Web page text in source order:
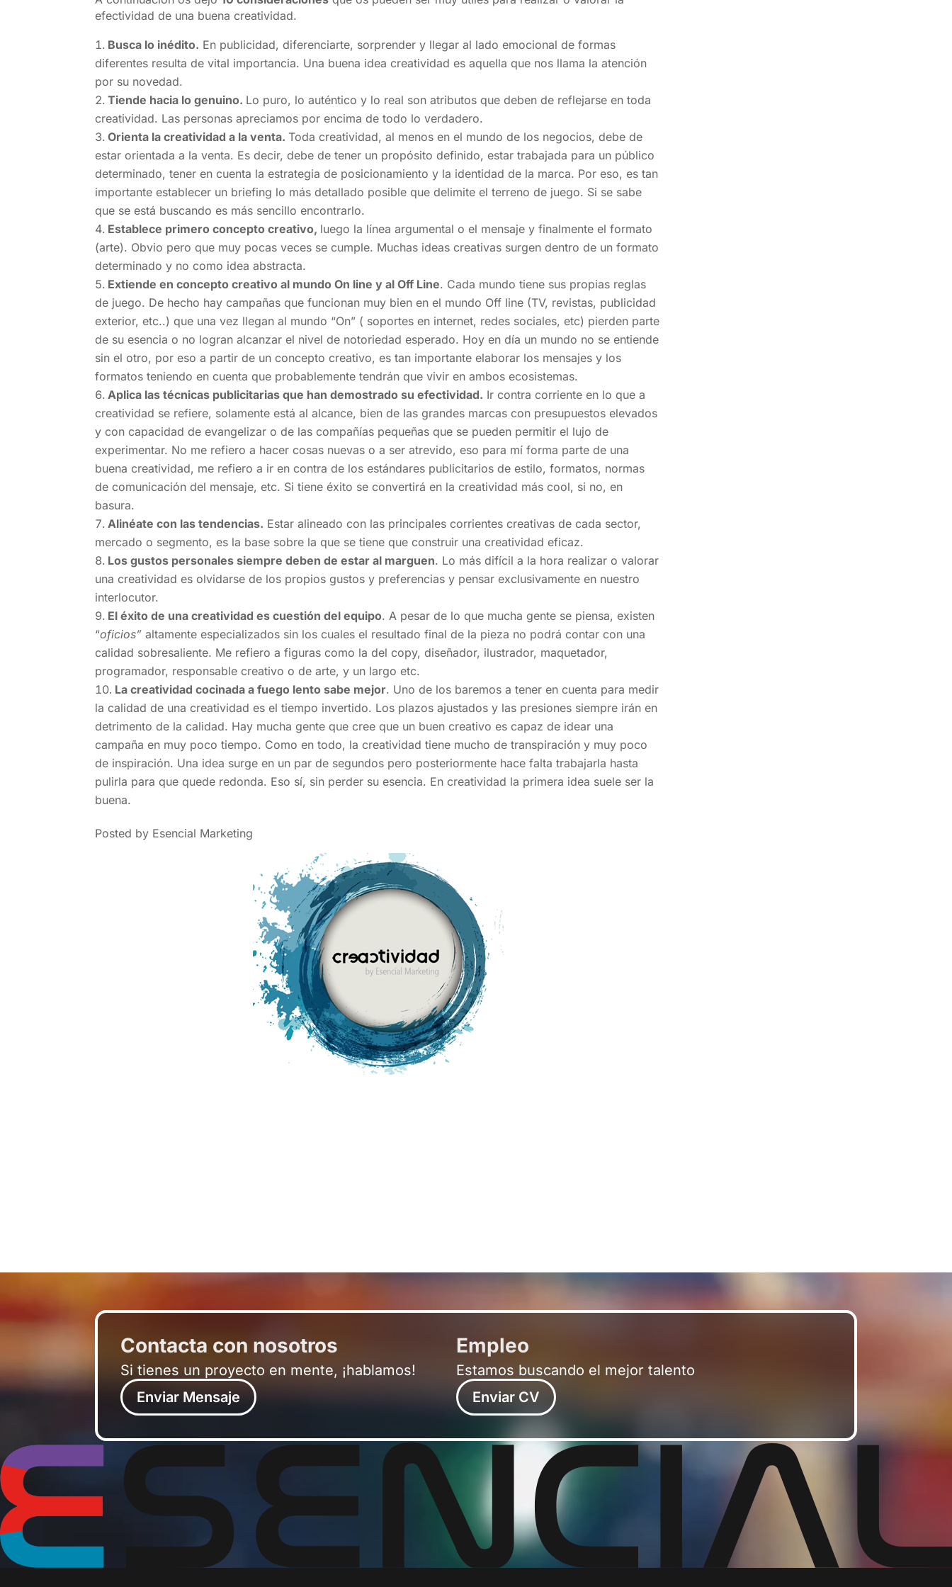
efectividad de una buena creatividad.
Busca lo inédito. En publicidad, diferenciarte, sorprender y llegar al lado emocional de formas
diferentes resulta de vital importancia. Una buena idea creatividad es aquella que nos llama la atención
por su novedad.
Tiende hacia lo genuino. Lo puro, lo auténtico y lo real son atributos que deben de reflejarse en toda
creatividad. Las personas apreciamos por encima de todo lo verdadero.
Orienta la creatividad a la venta.Toda creatividad, al menos en el mundo de los negocios, debe de
estar orientada a la venta. Es decir, debe de tener un propósito definido, estar trabajada para un público
determinado, tener en cuenta la estrategia de posicionamiento y la identidad de la marca. Por eso, es tan
importante establecer un briefing lo más detallado posible que delimite el terreno de juego. Si se sabe
que se está buscando es más sencillo encontrarlo.
Establece primero concepto creativo, luego la línea argumental o el mensaje y finalmente el formato
(arte). Obvio pero que muy pocas veces se cumple. Muchas ideas creativas surgen dentro de un formato
determinado y no como idea abstracta.
Extiende en concepto creativo al mundo On line y al Off Line. Cada mundo tiene sus propias reglas
de juego. De hecho hay campañas que funcionan muy bien en el mundo Off line (TV, revistas, publicidad
exterior, etc..) que una vez llegan al mundo “On” ( soportes en internet, redes sociales, etc) pierden parte
de su esencia o no logran alcanzar el nivel de notoriedad esperado. Hoy en día un mundo no se entiende
sin el otro, por eso a partir de un concepto creativo, es tan importante elaborar los mensajes y los
formatos teniendo en cuenta que probablemente tendrán que vivir en ambos ecosistemas.
Aplica las técnicas publicitarias que han demostrado su efectividad. Ir contra corriente en lo que a
creatividad se refiere, solamente está al alcance, bien de las grandes marcas con presupuestos elevados
y con capacidad de evangelizar o de las compañías pequeñas que se pueden permitir el lujo de
experimentar. No me refiero a hacer cosas nuevas o a ser atrevido, eso para mí forma parte de una
buena creatividad, me refiero a ir en contra de los estándares publicitarios de estilo, formatos, normas
de comunicación del mensaje, etc. Si tiene éxito se convertirá en la creatividad más cool, si no, en
basura.
Alinéate con las tendencias. Estar alineado con las principales corrientes creativas de cada sector,
mercado o segmento, es la base sobre la que se tiene que construir una creatividad eficaz.
Los gustos personales siempre deben de estar al marguen. Lo más difícil a la hora realizar o valorar
una creatividad es olvidarse de los propios gustos y preferencias y pensar exclusivamente en nuestro
interlocutor.
El éxito de una creatividad es cuestión del equipo. A pesar de lo que mucha gente se piensa, existen
“oficios” altamente especializados sin los cuales el resultado final de la pieza no podrá contar con una
calidad sobresaliente. Me refiero a figuras como la del copy, diseñador, ilustrador, maquetador,
programador, responsable creativo o de arte, y un largo etc.
La creatividad cocinada a fuego lento sabe mejor. Uno de los baremos a tener en cuenta para medir
la calidad de una creatividad es el tiempo invertido. Los plazos ajustados y las presiones siempre irán en
detrimento de la calidad. Hay mucha gente que cree que un buen creativo es capaz de idear una
campaña en muy poco tiempo. Como en todo, la creatividad tiene mucho de transpiración y muy poco
de inspiración. Una idea surge en un par de segundos pero posteriormente hace falta trabajarla hasta
pulirla para que quede redonda. Eso sí, sin perder su esencia. En creatividad la primera idea suele ser la
buena.
Posted by Esencial Marketing
Contacta con nosotros
Si tienes un proyecto en mente, ¡hablamos!
Enviar Mensaje
Empleo
Estamos buscando el mejor talento
Enviar CV